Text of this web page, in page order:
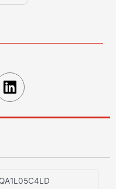
QA1L05C4LD